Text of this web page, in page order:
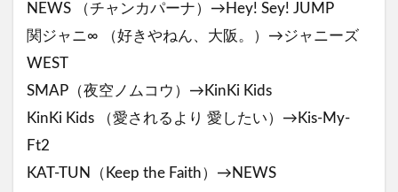
NEWS （チャンカパーナ）→Hey! Sey! JUMP
関ジャニ∞ （好きやねん、大阪。）→ジャニーズ
WEST
SMAP（夜空ノムコウ）→KinKi Kids
KinKi Kids （愛されるより 愛したい）→Kis-My-
Ft2
KAT-TUN（Keep the Faith）→NEWS